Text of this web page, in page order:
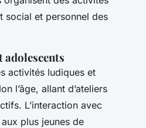
social et personnel des
adolescents
activités ludiques et
l’âge, allant d’ateliers
L’interaction avec
plus jeunes de